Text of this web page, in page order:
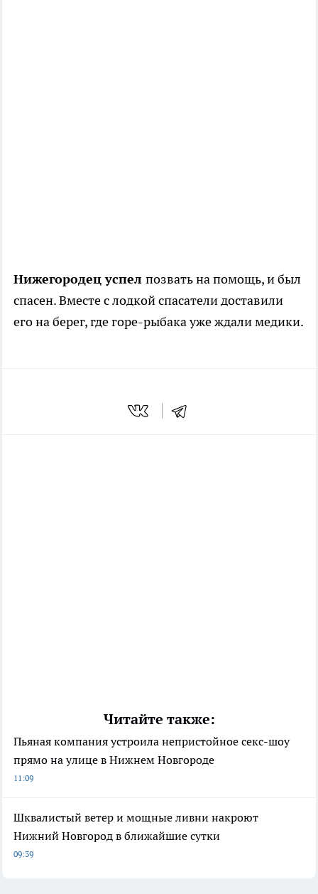
Нижегородец успел позвать на помощь, и был
спасен. Вместе с лодкой спасатели доставили
его на берег, где горе-рыбака уже ждали медики.
Читайте также:
Пьяная компания устроила непристойное секс-шоу
прямо на улице в Нижнем Новгороде
11:09
Шквалистый ветер и мощные ливни накроют
Нижний Новгород в ближайшие сутки
09:39